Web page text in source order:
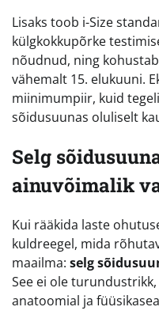
Lisaks toob i-Size
külgkokkupõrke
nõudnud, ning
vähemalt 15. elukuuni.
miinimumpiir, kuid
sõidusuunas oluliselt
Selg
ainuvõimalik
Kui rääkida laste
kuldreegel, mida
maailma: selg
See ei ole
anatoomial ja